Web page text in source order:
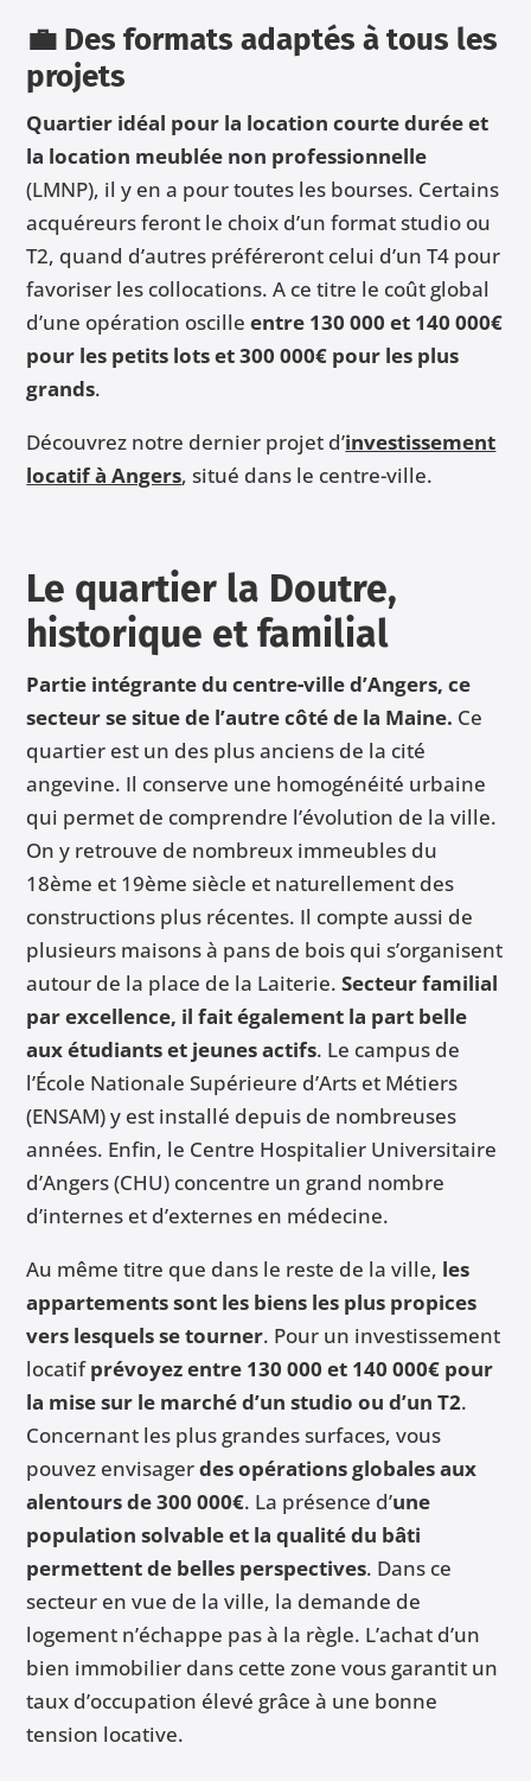
💼 Des formats adaptés à tous les
projets
Quartier idéal pour la location courte durée et
la location meublée non professionnelle
(LMNP), il y en a pour toutes les bourses. Certains
acquéreurs feront le choix d’un format studio ou
T2, quand d’autres préféreront celui d’un T4 pour
favoriser les collocations. A ce titre le coût global
d’une opération oscilleentre 130 000 et 140 000€
pour les petits lots et 300 000€ pour les plus
grands.
Découvrez notre dernier projet d’investissement
locatif à Angers, situé dans le centre-ville.
Le quartier la Doutre,
historique et familial
Partie intégrante du centre-ville d’Angers, ce
secteur se situe de l’autre côté de la Maine. Ce
quartier est un des plus anciens de la cité
angevine. Il conserve une homogénéité urbaine
qui permet de comprendre l’évolution de la ville.
On y retrouve de nombreux immeubles du
18ème et 19ème siècle et naturellement des
constructions plus récentes. Il compte aussi de
plusieurs maisons à pans de bois qui s’organisent
autour de la place de la Laiterie.Secteur familial
par excellence, il fait également la part belle
aux étudiants et jeunes actifs. Le campus de
l’École Nationale Supérieure d’Arts et Métiers
(ENSAM) y est installé depuis de nombreuses
années. Enfin, le Centre Hospitalier Universitaire
d’Angers (CHU) concentre un grand nombre
d’internes et d’externes en médecine.
Au même titre que dans le reste de la ville, les
appartements sont les biens les plus propices
vers lesquels se tourner. Pour un investissement
locatifprévoyez entre 130 000 et 140 000€ pour
la mise sur le marché d’un studio ou d’un T2.
Concernant les plus grandes surfaces, vous
pouvez envisagerdes opérations globales aux
alentours de 300 000€. La présence d’une
population solvable et la qualité du bâti
permettent de belles perspectives. Dans ce
secteur en vue de la ville, la demande de
logement n’échappe pas à la règle. L’achat d’un
bien immobilier dans cette zone vous garantit un
taux d’occupation élevé grâce à une bonne
tension locative.